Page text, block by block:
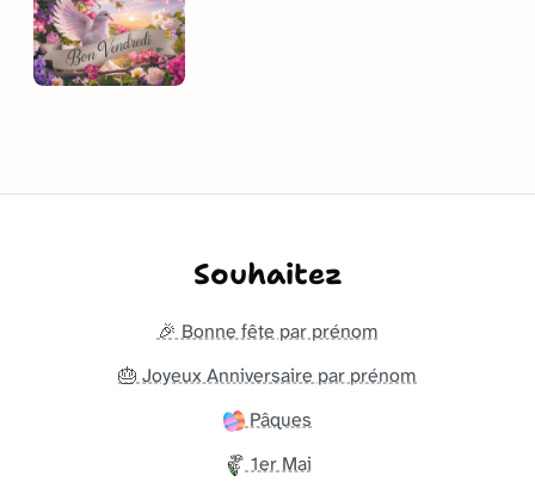
Souhaitez
🎉 Bonne fête par prénom
🎂 Joyeux Anniversaire par prénom
Pâques
1er Mai